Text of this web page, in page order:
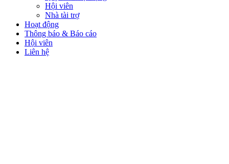
Hội viên
Nhà tài trợ
Hoạt động
Thông báo & Báo cáo
Hội viên
Liên hệ